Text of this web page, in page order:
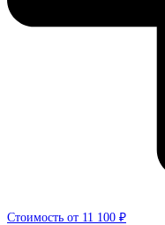
Стоимость от 11 100 ₽